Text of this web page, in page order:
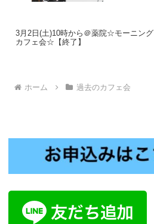
3月2日(土)10時から＠薬院☆モーニング
カフェ会☆【終了】
ホーム 過去のカフェ会